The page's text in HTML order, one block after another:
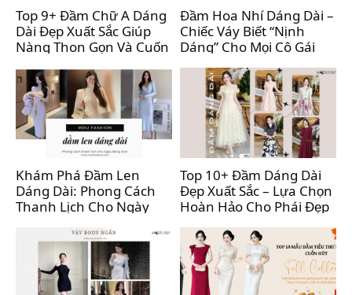
Top 9+ Đầm Chữ A Dáng
Dài Đẹp Xuất Sắc Giúp
Nàng Thon Gọn Và Cuốn
Đầm Hoa Nhí Dáng Dài –
Chiếc Váy Biết “Nịnh
Dáng” Cho Mọi Cô Gái
Hiện Đại
Khám Phá Đầm Len
Dáng Dài: Phong Cách
Thanh Lịch Cho Ngày
Đông Lạnh
Top 10+ Đầm Dáng Dài
Đẹp Xuất Sắc – Lựa Chọn
Hoàn Hảo Cho Phái Đẹp